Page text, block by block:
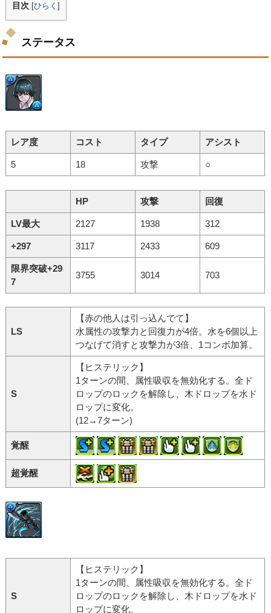
目次 [ひらく]
ステータス
レア度 コスト タイプ アシスト
5 18 攻撃 ○
HP 攻撃 回復
LV最大 2127 1938 312
+297 3117 2433 609
限界突破+29
7
3755 3014 703
LS
【赤の他人は引っ込んでて】
水属性の攻撃力と回復力が4倍。水を6個以上
つなげて消すと攻撃力が3倍、1コンボ加算。
S
【ヒステリック】
1ターンの間、属性吸収を無効化する。全ド
ロップのロックを解除し、木ドロップを水ド
ロップに変化。
(12→7ターン)
覚醒
超覚醒
S
【ヒステリック】
1ターンの間、属性吸収を無効化する。全ド
ロップのロックを解除し、木ドロップを水ド
ロップに変化。